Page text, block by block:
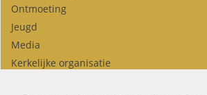
Ontmoeting
Jeugd
Media
Kerkelijke organisatie